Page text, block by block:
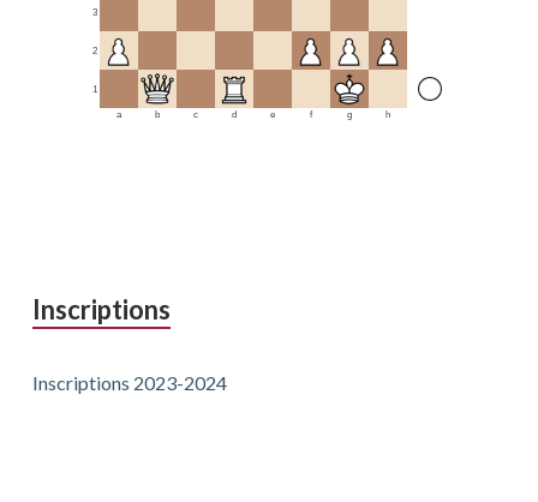
1
2
3
a b c d e f g h
Inscriptions
Inscriptions 2023-2024